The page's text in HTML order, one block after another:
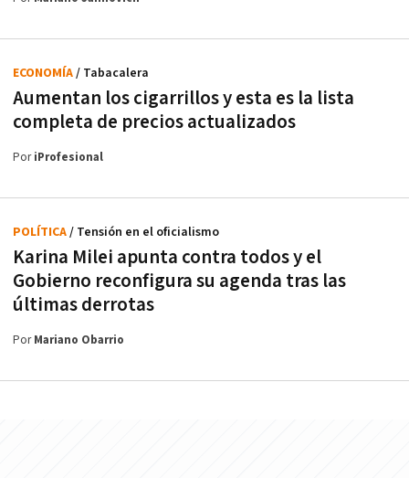
Aumentan los cigarrillos y esta es la lista
completa de precios actualizados
ECONOMÍA/ Tabacalera
PoriProfesional
Karina Milei apunta contra todos y el
Gobierno reconfigura su agenda tras las
últimas derrotas
POLÍTICA/ Tensión en el oficialismo
PorMariano Obarrio